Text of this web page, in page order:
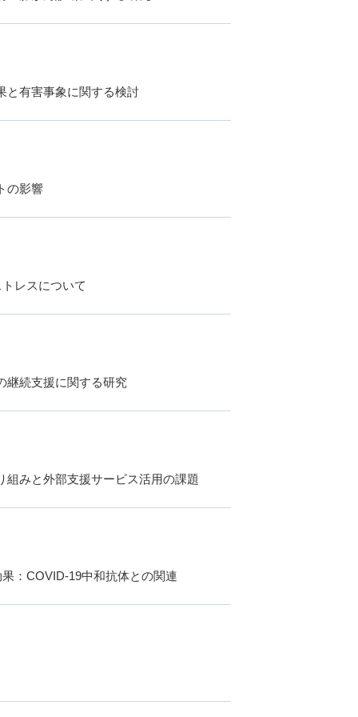
と有害事象に関する検討
の影響
レスについて
継続支援に関する研究
みと外部支援サービス活用の課題
：COVID-19中和抗体との関連